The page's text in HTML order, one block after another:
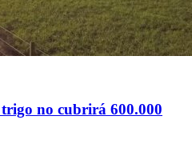
no cubrirá 600.000